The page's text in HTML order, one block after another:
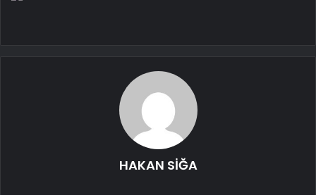
HAKAN SİĞA